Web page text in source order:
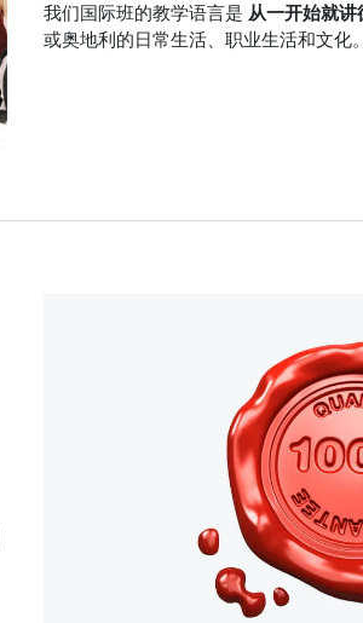
我们国际班的教学语言是 从一开始就讲
或奥地利的日常生活、职业生活和文化。